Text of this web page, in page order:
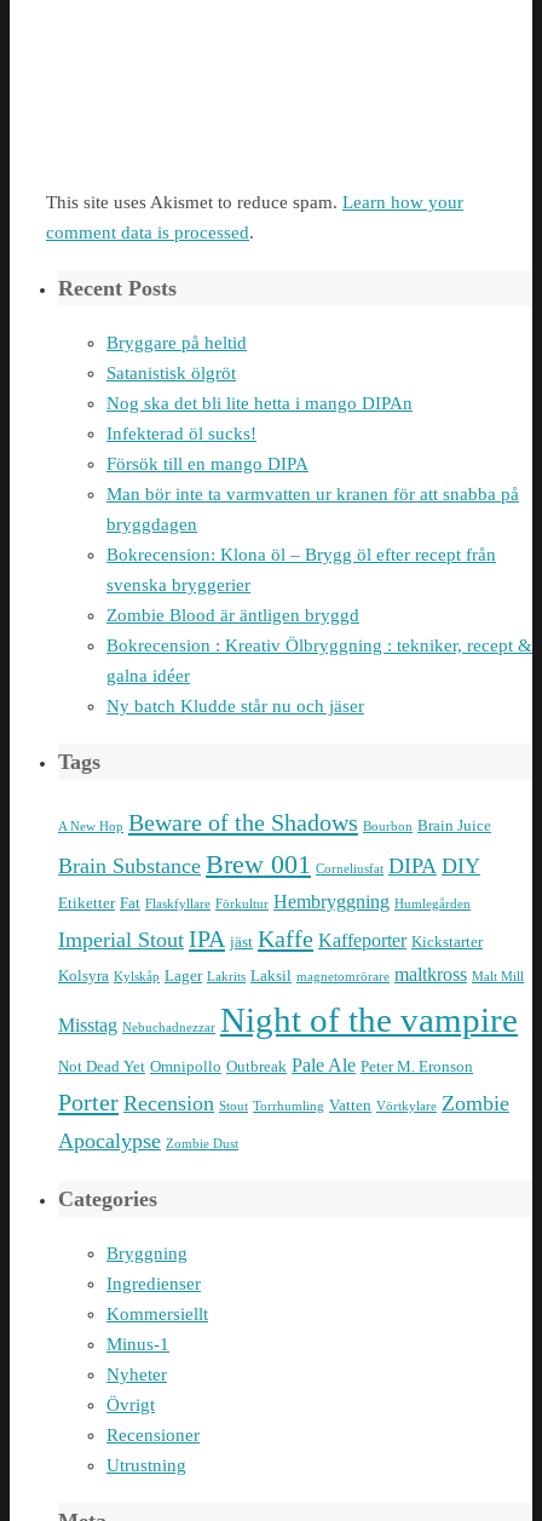
This site uses Akismet to reduce spam. Learn how your
comment data is processed.
Recent Posts
Bryggare på heltid
Satanistisk ölgröt
Nog ska det bli lite hetta i mango DIPAn
Infekterad öl sucks!
Försök till en mango DIPA
Man bör inte ta varmvatten ur kranen för att snabba på
bryggdagen
Bokrecension: Klona öl – Brygg öl efter recept från
svenska bryggerier
Zombie Blood är äntligen bryggd
Bokrecension : Kreativ Ölbryggning : tekniker, recept &
galna idéer
Ny batch Kludde står nu och jäser
Tags
A New Hop Beware of the Shadows Bourbon Brain Juice
Brain Substance Brew 001 Corneliusfat DIPA DIY
Etiketter Fat Flaskfyllare Förkultur Hembryggning Humlegården
Imperial Stout IPA jäst Kaffe Kaffeporter Kickstarter
Kolsyra Kylskåp Lager Lakrits Laksil magnetomrörare maltkross Malt Mill
Misstag Nebuchadnezzar Night of the vampire
Not Dead Yet Omnipollo Outbreak Pale Ale Peter M. Eronson
Porter Recension Stout Torrhumling Vatten Vörtkylare Zombie
Apocalypse Zombie Dust
Categories
Bryggning
Ingredienser
Kommersiellt
Minus-1
Nyheter
Övrigt
Recensioner
Utrustning